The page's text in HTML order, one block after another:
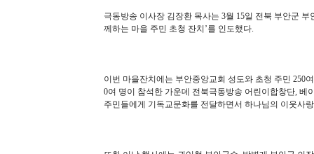
극동방송 이사장 김장환 목사는 3월 15일 전북 부안군
께하는 마을 주민 초청 잔치’를 인도했다.
이번 마을잔치에는 부안중앙교회 성도와 초청 주민 250
0여 명이 참석한 가운데 전북극동방송 어린이합창단,
주민들에게 기독교문화를 전달하면서 하나님의 이웃사